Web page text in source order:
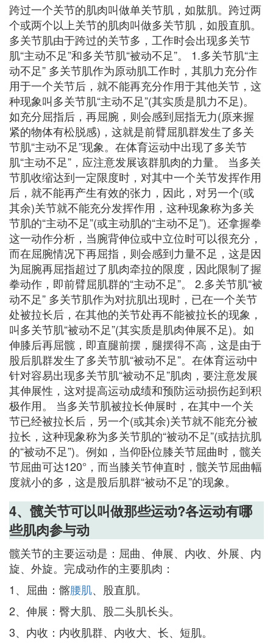
跨过一个关节的肌肉叫做单关节肌，如肱肌。跨过两
个或两个以上关节的肌肉叫做多关节肌，如股直肌。
多关节肌由于跨过的关节多，工作时会出现多关节
肌“主动不足”和多关节肌“被动不足”。 1.多关节肌“主
动不足” 多关节肌作为原动肌工作时，其肌力充分作
用于一个关节后，就不能再充分作用于其他关节，这
种现象叫多关节肌“主动不足”(其实质是肌力不足)。
如充分屈指后，再屈腕，则会感到屈指无力(原来握
紧的物体有松脱感)，这就是前臂屈肌群发生了多关
节肌“主动不足”现象。在体育运动中出现了多关节
肌“主动不足”，应注意发展该群肌肉的力量。 当多关
节肌收缩达到一定限度时，对其中一个关节发挥作用
后，就不能再产生有效的张力，因此，对另一个(或
其余)关节就不能充分发挥作用，这种现象称为多关
节肌的“主动不足”(或主动肌的“主动不足”)。还拿握拳
这一动作分析，当腕背伸位或中立位时可以很充分，
而在屈腕情况下再屈指，则会感到力量不足，这是因
为屈腕再屈指超过了肌肉牵拉的限度，因此限制了握
拳动作，即前臂屈肌群的“主动不足”。 2.多关节肌“被
动不足” 多关节肌作为对抗肌出现时，已在一个关节
处被拉长后，在其他的关节处再不能被拉长的现象，
叫多关节肌“被动不足”(其实质是肌肉伸展不足)。如
伸膝后再屈髋，即直腿前摆，腿摆得不高，这是由于
股后肌群发生了多关节肌“被动不足”。在体育运动中
针对容易出现多关节肌“被动不足”肌肉，要注意发展
其伸展性，这对提高运动成绩和预防运动损伤起到积
极作用。 当多关节肌被拉长伸展时，在其中一个关
节已经被拉长后，另一个(或其余)关节就不能充分被
拉长，这种现象称为多关节肌的“被动不足”(或拮抗肌
的“被动不足”)。例如，当仰卧位膝关节屈曲时，髋关
节屈曲可达120°，而当膝关节伸直时，髋关节屈曲幅
度就小的多，这是股后肌群“被动不足”的现象。
4、髋关节可以叫做那些运动?各运动有哪
些肌肉参与动
髋关节的主要运动是：屈曲、伸展、内收、外展、内
旋、外旋。完成动作的主要肌肉：
1、屈曲：髂腰肌、股直肌。
2、伸展：臀大肌、股二头肌长头。
3、内收：内收肌群、内收大、长、短肌。